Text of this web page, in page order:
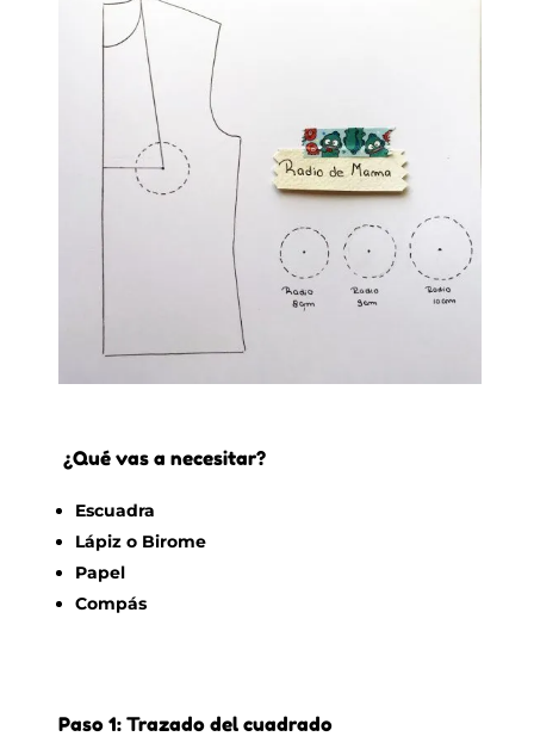
¿Qué vas a necesitar?
Escuadra
Lápiz o Birome
Papel
Compás
Paso 1: Trazado del cuadrado